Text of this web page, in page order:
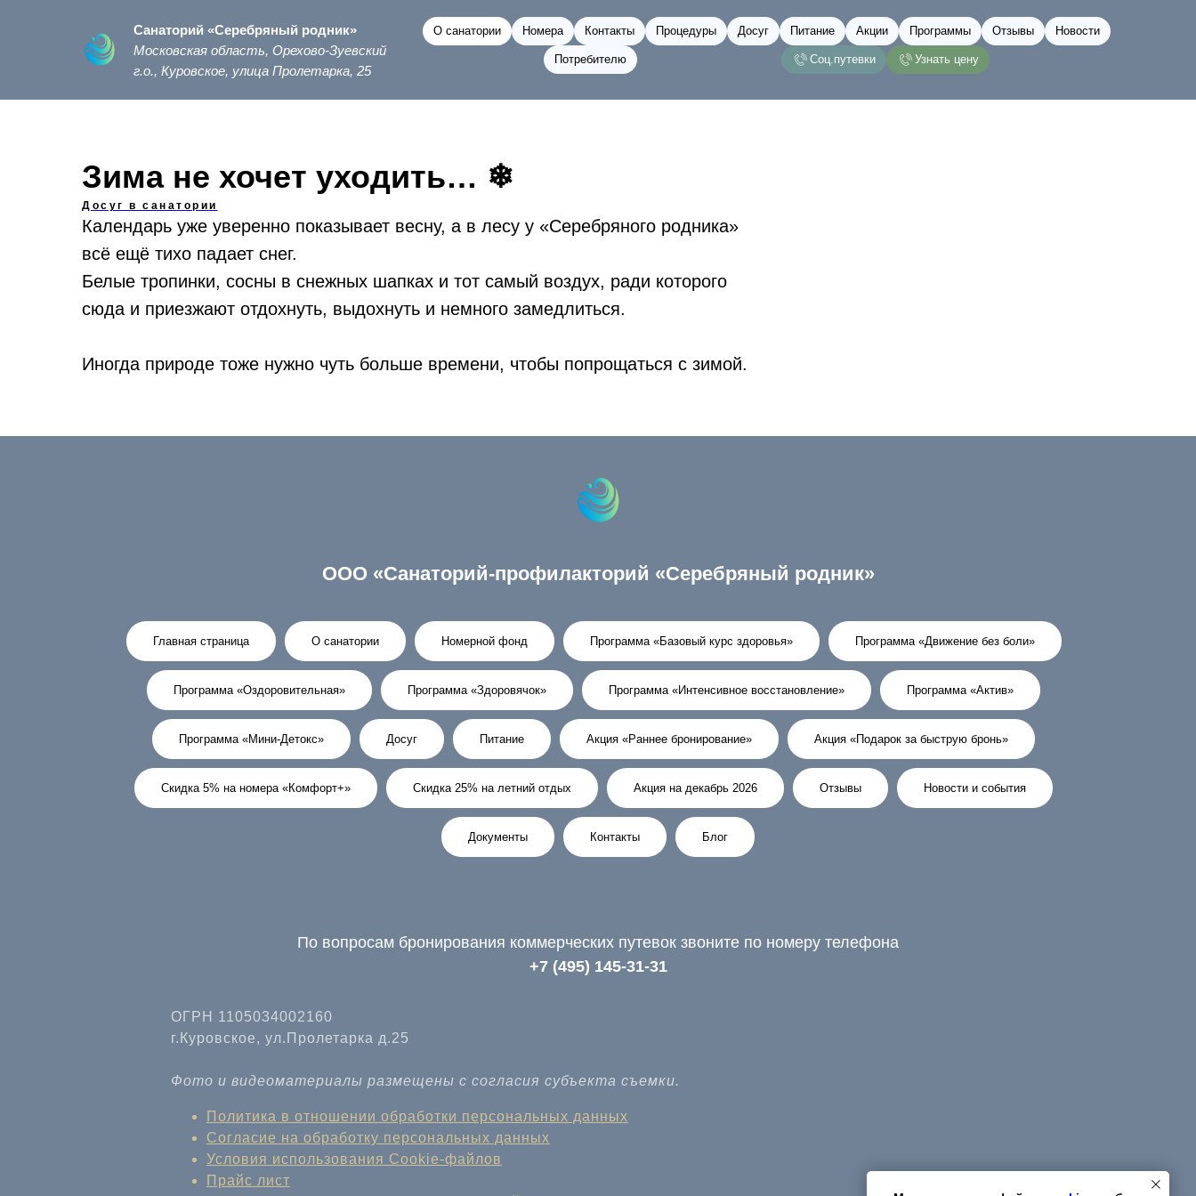
Санаторий «Серебряный родник»
Московская область, Орехово-Зуевский
г.о., Куровское, улица Пролетарка, 25
О санатории Номера Контакты Процедуры Досуг Питание Акции Программы Отзывы Новости
Потребителю Соц.путевки Узнать цену
Зима не хочет уходить… ❄
Досуг в санатории
Календарь уже уверенно показывает весну, а в лесу у «Серебряного родника»
всё ещё тихо падает снег.
Белые тропинки, сосны в снежных шапках и тот самый воздух, ради которого
сюда и приезжают отдохнуть, выдохнуть и немного замедлиться.
Иногда природе тоже нужно чуть больше времени, чтобы попрощаться с зимой.
ООО «Санаторий-профилакторий «Серебряный родник»
Главная страница О санатории Номерной фонд Программа «Базовый курс здоровья» Программа «Движение без боли»
Программа «Оздоровительная» Программа «Здоровячок» Программа «Интенсивное восстановление» Программа «Актив»
Программа «Мини-Детокс» Досуг Питание Акция «Раннее бронирование» Акция «Подарок за быструю бронь»
Скидка 5% на номера «Комфорт+» Скидка 25% на летний отдых Акция на декабрь 2026 Отзывы Новости и события
Документы Контакты Блог
По вопросам бронирования коммерческих путевок звоните по номеру телефона
+7 (495) 145-31-31
ОГРН 1105034002160
г.Куровское, ул.Пролетарка д.25
Фото и видеоматериалы размещены с согласия субъекта съемки.
Политика в отношении обработки персональных данных
Согласие на обработку персональных данных
Условия использования Cookie-файлов
Прайс лист